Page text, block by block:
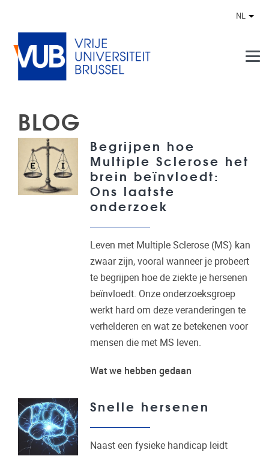
NL
BLOG
Begrijpen hoe
Multiple Sclerose het
brein beïnvloedt:
Ons laatste
onderzoek
Leven met Multiple Sclerose (MS) kan
zwaar zijn, vooral wanneer je probeert
te begrijpen hoe de ziekte je hersenen
beïnvloedt. Onze onderzoeksgroep
werkt hard om deze veranderingen te
verhelderen en wat ze betekenen voor
mensen die met MS leven.
Wat we hebben gedaan
Snelle hersenen
Naast een fysieke handicap leidt